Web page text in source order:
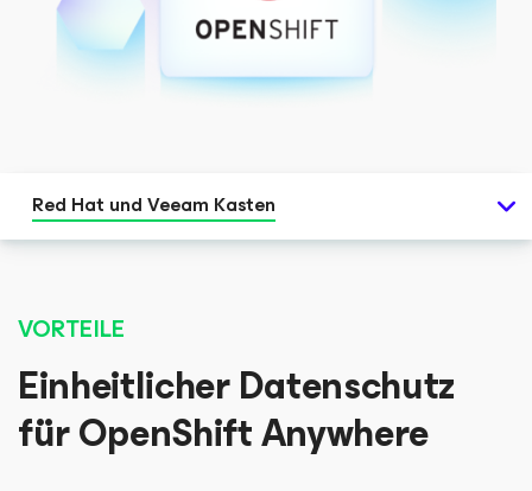
Red Hat und Veeam Kasten
VORTEILE
Einheitlicher Datenschutz
für OpenShift Anywhere